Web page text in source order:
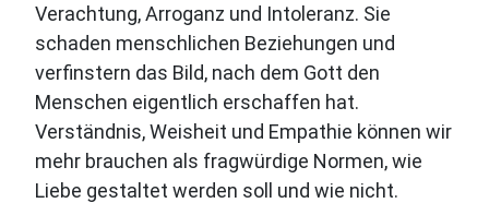
Verachtung, Arroganz und Intoleranz. Sie
schaden menschlichen Beziehungen und
verfinstern das Bild, nach dem Gott den
Menschen eigentlich erschaffen hat.
Verständnis, Weisheit und Empathie können wir
mehr brauchen als fragwürdige Normen, wie
Liebe gestaltet werden soll und wie nicht.